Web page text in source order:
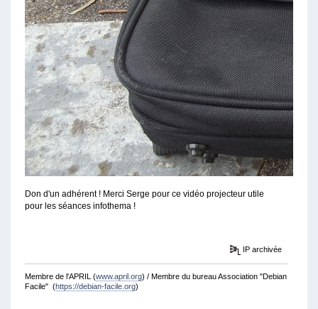
Don d'un adhérent ! Merci Serge pour ce vidéo projecteur utile
pour les séances infothema !
IP archivée
Membre de l'APRIL (www.april.org) / Membre du bureau Association "Debian
Facile" (https://debian-facile.org)